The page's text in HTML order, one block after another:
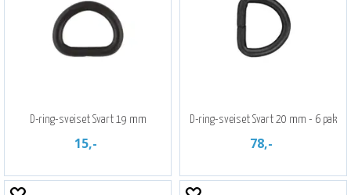
D-ring-sveiset Svart 19 mm
15,-
D-ring-sveiset Svart 20 mm - 6 pak
78,-